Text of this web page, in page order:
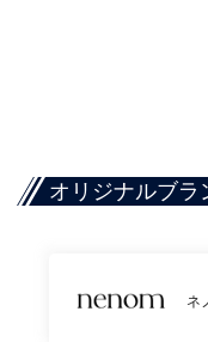
オリジナルブラ
ネ